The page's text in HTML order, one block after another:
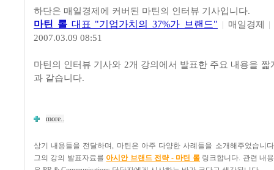
하단은 매일경제에 커버된 마틴의 인터뷰 기사입니다.
마틴 롤대표 "기업가치의 37%가 브랜드" | 매일경제 |
2007.03.09 08:51
마틴의 인터뷰 기사와 2개 강의에서 발표한 주요 내용을 짧
과 같습니다.
more..
상기 내용들을 전달하며, 마틴은 아주 다양한 사례들을 소개해주었습니
그의 강의 발표자료를 아시안 브랜드 전략 - 마틴 롤 링크합니다. 관련 내